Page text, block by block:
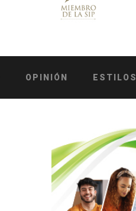
OPINIÓN ESTILOS